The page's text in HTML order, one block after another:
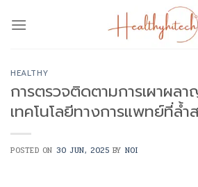
HEALTHY
การตรวจติดตามการเผาผล
เทคโนโลยีทางการแพทย์ที่ล้ำ
POSTED ON 30 JUN, 2025 BY NOI